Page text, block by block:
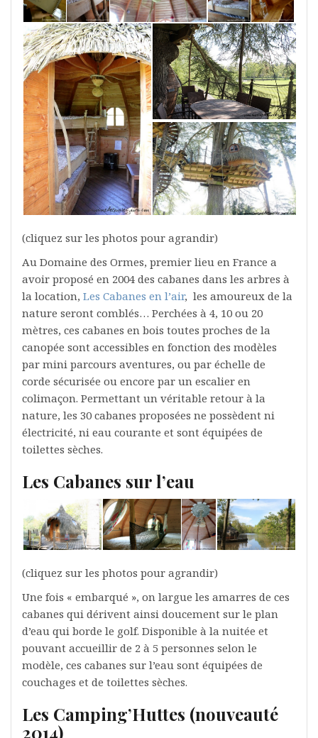
(cliquez sur les photos pour agrandir)
Au Domaine des Ormes, premier lieu en France a
avoir proposé en 2004 des cabanes dans les arbres à
la location, Les Cabanes en l’air, les amoureux de la
nature seront comblés… Perchées à 4, 10 ou 20
mètres, ces cabanes en bois toutes proches de la
canopée sont accessibles en fonction des modèles
par mini parcours aventures, ou par échelle de
corde sécurisée ou encore par un escalier en
colimaçon. Permettant un véritable retour à la
nature, les 30 cabanes proposées ne possèdent ni
électricité, ni eau courante et sont équipées de
toilettes sèches.
Les Cabanes sur l’eau
(cliquez sur les photos pour agrandir)
Une fois « embarqué », on largue les amarres de ces
cabanes qui dérivent ainsi doucement sur le plan
d’eau qui borde le golf. Disponible à la nuitée et
pouvant accueillir de 2 à 5 personnes selon le
modèle, ces cabanes sur l’eau sont équipées de
couchages et de toilettes sèches.
Les Camping’Huttes (nouveauté
2014)